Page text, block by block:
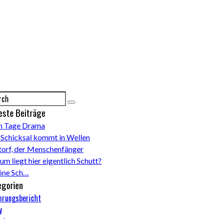
Beiträge
Tage Drama
kommt in Wellen
der Menschenfänger
liegt hier eigentlich Schutt?
Sch…